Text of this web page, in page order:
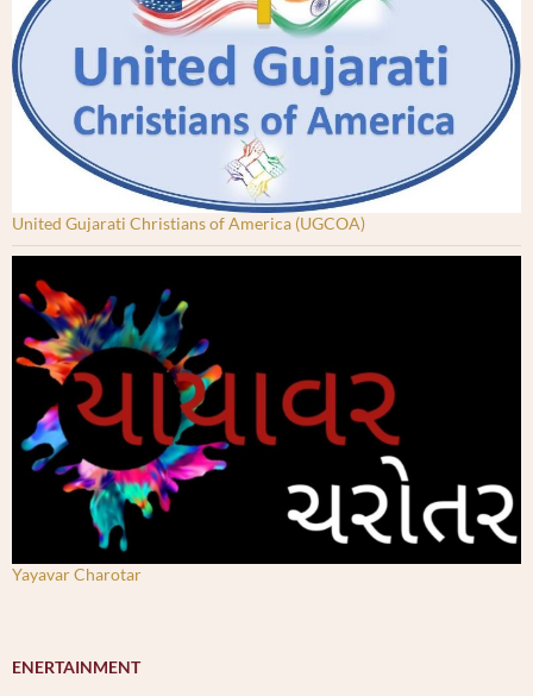
United Gujarati Christians of America (UGCOA)
Yayavar Charotar
ENERTAINMENT